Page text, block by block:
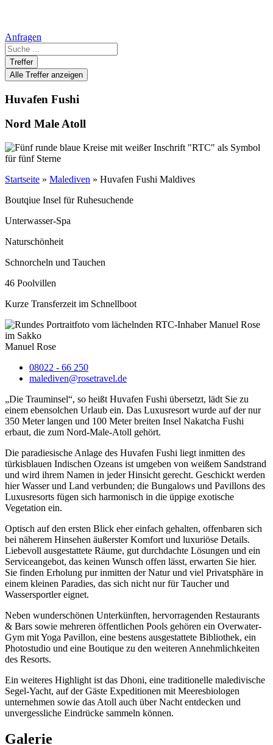
Anfragen
Search
...Treffer
Alle Treffer anzeigen
Huvafen Fushi
Nord Male Atoll
Startseite » Malediven » Huvafen Fushi Maldives
Boutqiue Insel für Ruhesuchende
Unterwasser-Spa
Naturschönheit
Schnorcheln und Tauchen
46 Poolvillen
Kurze Transferzeit im Schnellboot
Manuel Rose
08022 - 66 250
malediven@rosetravel.de
„Die Trauminsel“, so heißt Huvafen Fushi übersetzt, lädt Sie zu
einem ebensolchen Urlaub ein. Das Luxusresort wurde auf der nur
350 Meter langen und 100 Meter breiten Insel Nakatcha Fushi
erbaut, die zum Nord-Male-Atoll gehört.
Die paradiesische Anlage des Huvafen Fushi liegt inmitten des
türkisblauen Indischen Ozeans ist umgeben von weißem Sandstrand
und wird ihrem Namen in jeder Hinsicht gerecht. Geschickt werden
hier Wasser und Land verbunden; die Bungalows und Pavillons des
Luxusresorts fügen sich harmonisch in die üppige exotische
Vegetation ein.
Optisch auf den ersten Blick eher einfach gehalten, offenbaren sich
bei näherem Hinsehen äußerster Komfort und luxuriöse Details.
Liebevoll ausgestattete Räume, gut durchdachte Lösungen und ein
Serviceangebot, das keinen Wunsch offen lässt, erwarten Sie hier.
Sie finden Erholung pur inmitten der Natur und viel Privatsphäre in
einem kleinen Paradies, das sich nicht nur für Taucher und
Wassersportler eignet.
Neben wunderschönen Unterkünften, hervorragenden Restaurants
& Bars sowie mehreren öffentlichen Pools gehören ein Overwater-
Gym mit Yoga Pavillon, eine bestens ausgestattete Bibliothek, ein
Photostudio und eine Boutique zu den weiteren Annehmlichkeiten
des Resorts.
Ein weiteres Highlight ist das Dhoni, eine traditionelle maledivische
Segel-Yacht, auf der Gäste Expeditionen mit Meeresbiologen
unternehmen sowie das Atoll auch über Nacht entdecken und
unvergessliche Eindrücke sammeln können.
Galerie